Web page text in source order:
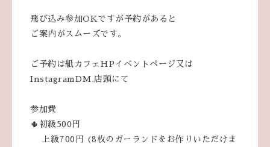
飛び込み参加OKですが予約があると
ご案内がスムーズです。
ご予約は紙カフェHPイベントページ又は
InstagramDM.店頭にて
参加費
🌵初級500円
上級700円 (8枚のガーランドをお作りいただけま